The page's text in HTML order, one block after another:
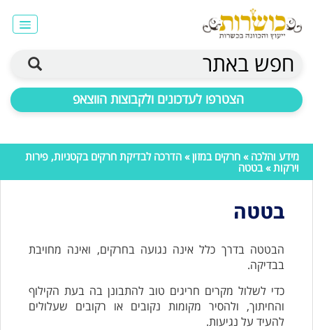
חפש באתר
הצטרפו לעדכונים ולקבוצות הווצאפ
מידע והלכה » חרקים במזון» הדרכה לבדיקת חרקים בקטניות, פירות
וירקות» בטטה
בטטה
הבטטה בדרך כלל אינה נגועה בחרקים, ואינה מחויבת
בבדיקה.
כדי לשלול מקרים חריגים טוב להתבונן בה בעת הקילוף
והחיתוך, ולהסיר מקומות נקובים או רקובים שעלולים
להעיד על נגיעות.